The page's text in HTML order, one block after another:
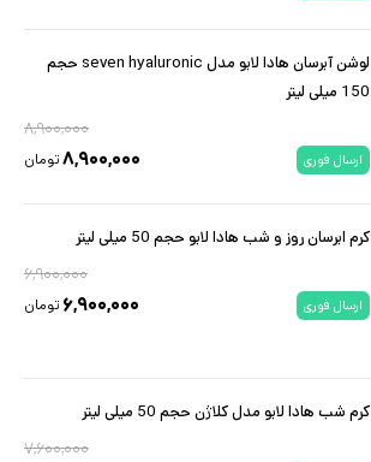
لوشن آبرسان هادا لابو مدل seven hyaluronic حجم
150 میلی لیتر
۸,۹۰۰,۰۰۰
ارسال فوری ۸,۹۰۰,۰۰۰تومان
کرم ابرسان روز و شب هادا لابو حجم 50 میلی لیتر
۶,۹۰۰,۰۰۰
ارسال فوری ۶,۹۰۰,۰۰۰ تومان
کرم شب هادا لابو مدل کلاژن حجم 50 میلی لیتر
۷,۶۰۰,۰۰۰